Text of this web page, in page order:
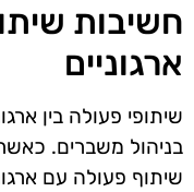
חשיבות
ארגוניים
שיתופי פעולה בין
בניהול משברים.
שיתוף פעולה עם